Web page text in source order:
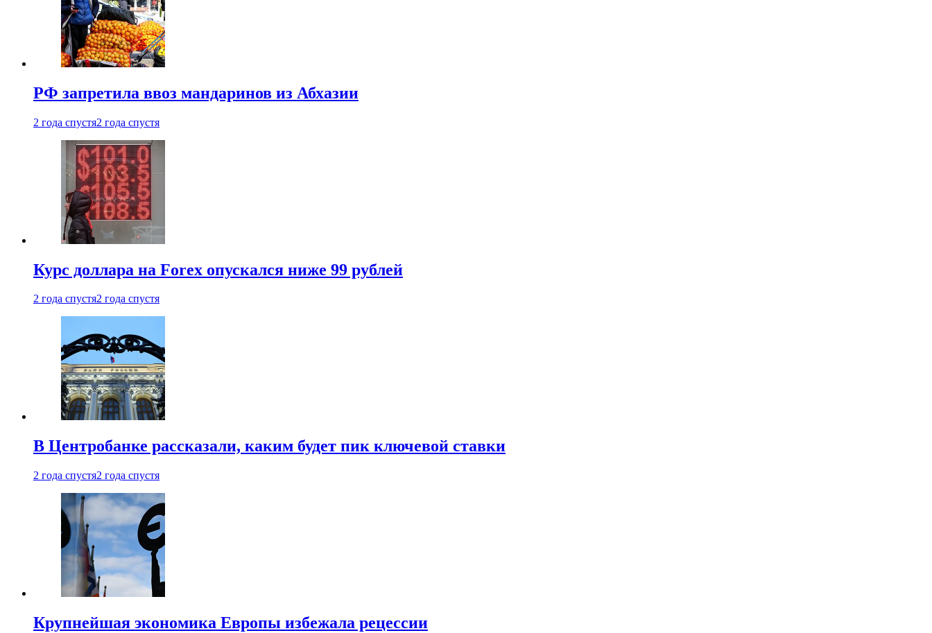
РФ запретила ввоз мандаринов из Абхазии
2 года спустя2 года спустя
Курс доллара на Forex опускался ниже 99 рублей
2 года спустя2 года спустя
В Центробанке рассказали, каким будет пик ключевой ставки
2 года спустя2 года спустя
Крупнейшая экономика Европы избежала рецессии